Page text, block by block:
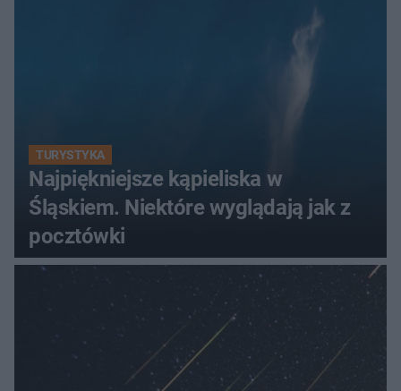
TURYSTYKA
Najpiękniejsze kąpieliska w
Śląskiem. Niektóre wyglądają jak z
pocztówki